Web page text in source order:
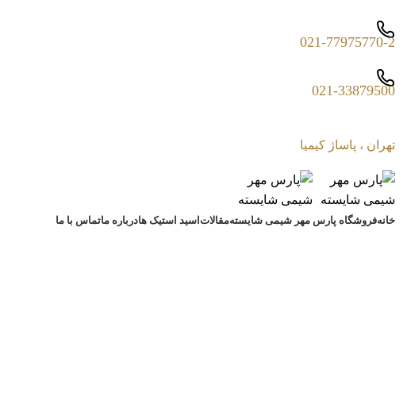
021-77975770-2
021-33879500
تهران ، پاساژ کیمیا
خانهفروشگاه پارس مهر شیمی شایستهمقالات اسید استیک هادرباره ماتماس با ما